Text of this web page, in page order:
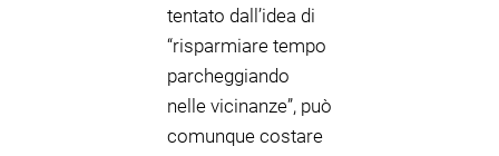
tentato dall’idea di
“risparmiare tempo
parcheggiando
nelle vicinanze”, può
comunque costare